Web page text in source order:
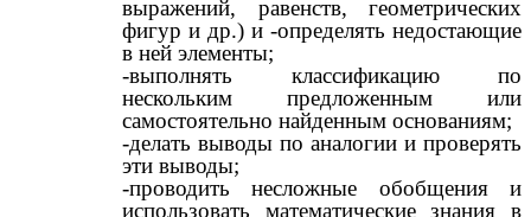
выражений, равенств, геометрических
фигур и др.) и -определять недостающие
в ней элементы;
-выполнять классификацию по
нескольким предложенным или
самостоятельно найденным основаниям;
-делать выводы по аналогии и проверять
эти выводы;
-проводить несложные обобщения и
использовать математические знания в